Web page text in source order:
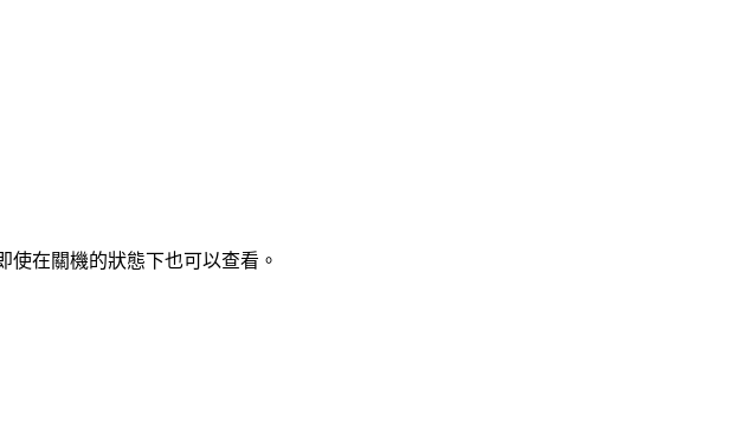
使在關機的狀態下也可以查看。